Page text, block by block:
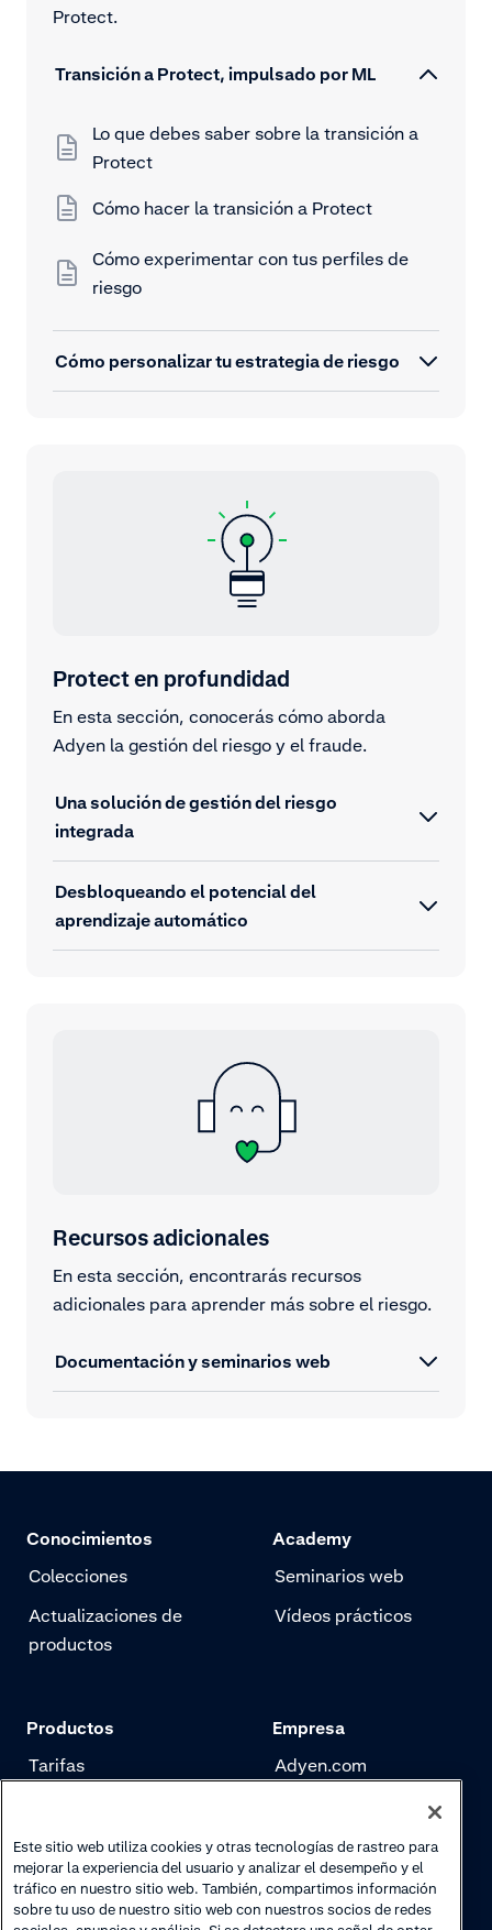
Protect.
Transición a Protect, impulsado por ML
Lo que debes saber sobre la transición a
Protect
Cómo hacer la transición a Protect
Cómo experimentar con tus perfiles de
riesgo
Cómo personalizar tu estrategia de riesgo
Protect en profundidad
En esta sección, conocerás cómo aborda
Adyen la gestión del riesgo y el fraude.
Una solución de gestión del riesgo
integrada
Desbloqueando el potencial del
aprendizaje automático
Recursos adicionales
En esta sección, encontrarás recursos
adicionales para aprender más sobre el riesgo.
Documentación y seminarios web
Conocimientos
Colecciones
Actualizaciones de
productos
Academy
Seminarios web
Vídeos prácticos
Productos
Tarifas
Gestión de riesgo
Authentication
Empresa
Adyen.com
Newsletter
Trabaja con nosotros
Este sitio web utiliza cookies y otras tecnologías de rastreo para
mejorar la experiencia del usuario y analizar el desempeño y el
tráfico en nuestro sitio web. También, compartimos información
sobre tu uso de nuestro sitio web con nuestros socios de redes